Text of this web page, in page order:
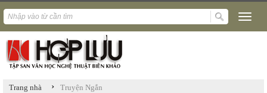
Trang nhà › Truyện Ngắn